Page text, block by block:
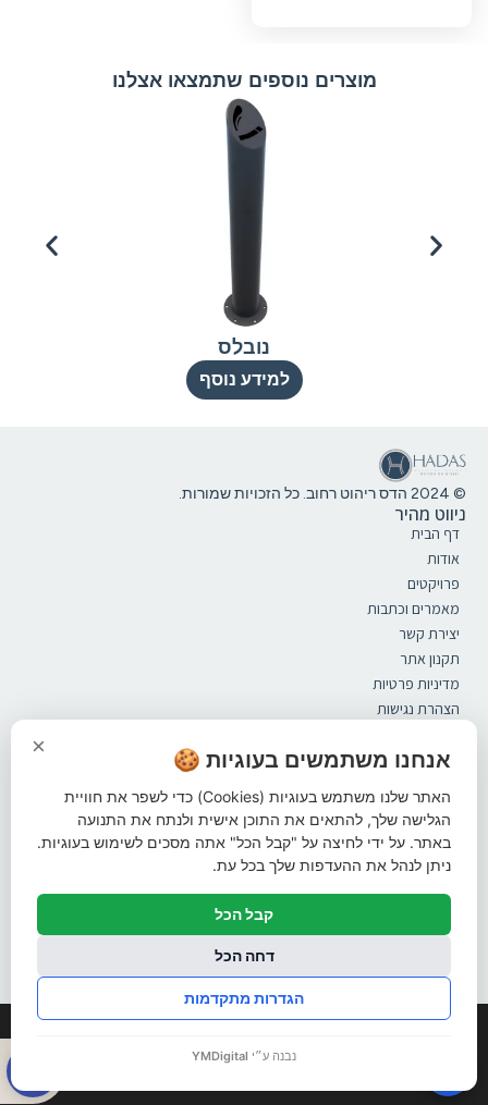
מוצרים נוספים שתמצאו אצלנו
נובלס
למידע נוסף
© 2024 הדס ריהוט רחוב. כל הזכויות שמורות.
ניווט מהיר
דף הבית
אודות
פרויקטים
מאמרים וכתבות
יצירת קשר
תקנון אתר
מדיניות פרטיות
הצהרת נגישות
אשפתונים
פתרונות הצללה
ברזיות
עמודי חסימה
מתקני אופניים
עקבו אחרינו ברשתות החברתיות
בניית אתרים פתח
× אנחנו משתמשים בעוגיות 🍪
האתר שלנו משתמש בעוגיות (Cookies) כדי לשפר את חוויית
הגלישה שלך, להתאים את התוכן אישית ולנתח את התנועה
באתר. על ידי לחיצה על "קבל הכל" אתה מסכים לשימוש בעוגיות.
ניתן לנהל את ההעדפות שלך בכל עת.
קבל הכל
דחה הכל
הגדרות מתקדמות
נבנה ע״י YMDigital